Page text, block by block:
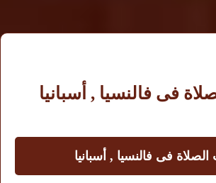
فى فالنسيا , أسبانيا
فى فالنسيا , أسبانيا